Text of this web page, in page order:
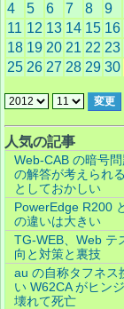
4
5 6 7 8 9
11 12 13 14 15 16
18 19 20 21 22 23
25 26 27 28 29 30
人気の記事
Web-CAB の暗号
の解答が考えられ
としておかしい
PowerEdge R200
の違いは大きい
TG-WEB、Web テ
向と対策と裏技
au の自称タフネス
い W62CA がヒン
壊れて死亡